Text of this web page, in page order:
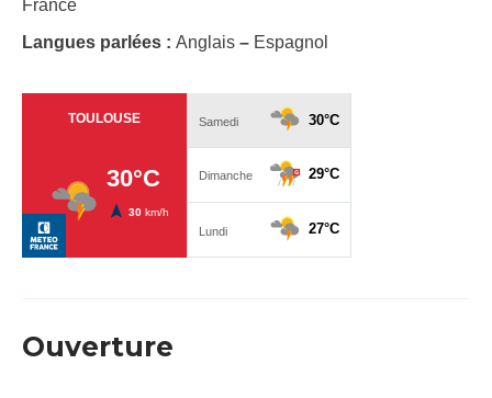
France
Langues parlées : Anglais – Espagnol
Ouverture